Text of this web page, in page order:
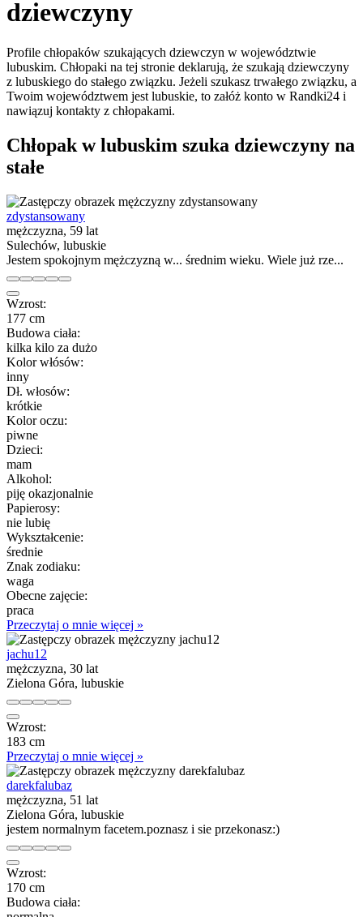
dziewczyny
Profile chłopaków szukających dziewczyn w województwie
lubuskim. Chłopaki na tej stronie deklarują, że szukają dziewczyny
z lubuskiego do stałego związku. Jeżeli szukasz trwałego związku, a
Twoim województwem jest lubuskie, to załóż konto w Randki24 i
nawiązuj kontakty z chłopakami.
Chłopak w lubuskim szuka dziewczyny na
stałe
zdystansowany
mężczyzna, 59 lat
Sulechów, lubuskie
Jestem spokojnym mężczyzną w... średnim wieku. Wiele już rze...
Wzrost:
177 cm
Budowa ciała:
kilka kilo za dużo
Kolor włósów:
inny
Dł. włosów:
krótkie
Kolor oczu:
piwne
Dzieci:
mam
Alkohol:
piję okazjonalnie
Papierosy:
nie lubię
Wykształcenie:
średnie
Znak zodiaku:
waga
Obecne zajęcie:
praca
Przeczytaj o mnie więcej »
jachu12
mężczyzna, 30 lat
Zielona Góra, lubuskie
Wzrost:
183 cm
Przeczytaj o mnie więcej »
darekfalubaz
mężczyzna, 51 lat
Zielona Góra, lubuskie
jestem normalnym facetem.poznasz i sie przekonasz:)
Wzrost:
170 cm
Budowa ciała: